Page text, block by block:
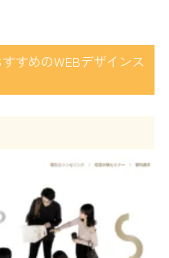
すめのWEBデザインス